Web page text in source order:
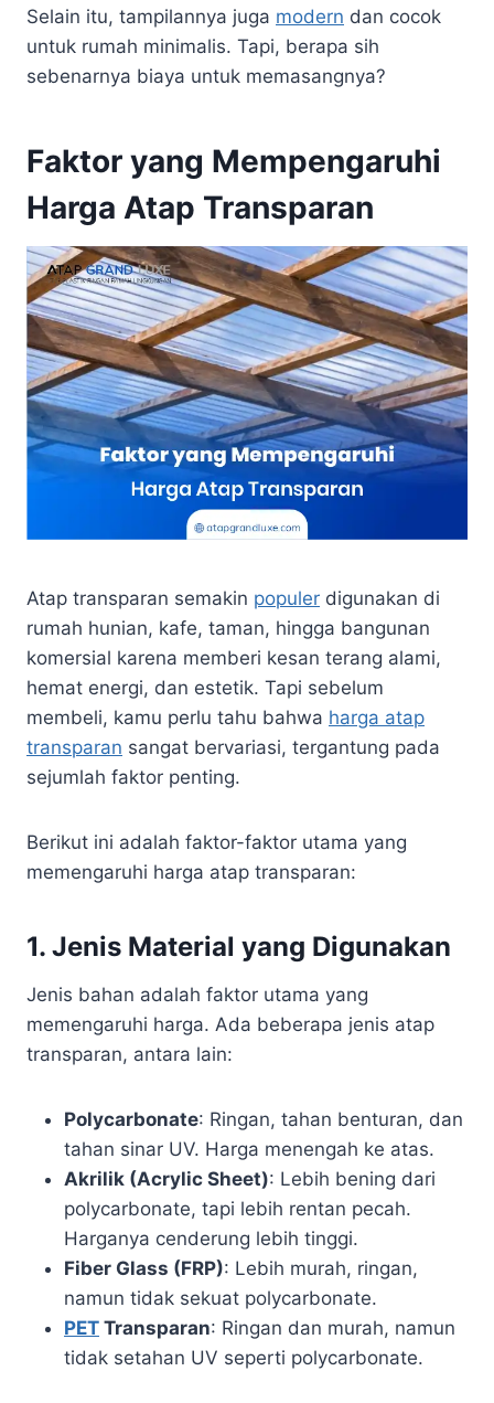
Selain itu, tampilannya juga modern dan cocok
untuk rumah minimalis. Tapi, berapa sih
sebenarnya biaya untuk memasangnya?
Faktor yang Mempengaruhi
Harga Atap Transparan
Atap transparan semakin populer digunakan di
rumah hunian, kafe, taman, hingga bangunan
komersial karena memberi kesan terang alami,
hemat energi, dan estetik. Tapi sebelum
membeli, kamu perlu tahu bahwa harga atap
transparan sangat bervariasi, tergantung pada
sejumlah faktor penting.
Berikut ini adalah faktor-faktor utama yang
memengaruhi harga atap transparan:
1. Jenis Material yang Digunakan
Jenis bahan adalah faktor utama yang
memengaruhi harga. Ada beberapa jenis atap
transparan, antara lain:
Polycarbonate: Ringan, tahan benturan, dan
tahan sinar UV. Harga menengah ke atas.
Akrilik (Acrylic Sheet): Lebih bening dari
polycarbonate, tapi lebih rentan pecah.
Harganya cenderung lebih tinggi.
Fiber Glass (FRP): Lebih murah, ringan,
namun tidak sekuat polycarbonate.
PET Transparan: Ringan dan murah, namun
tidak setahan UV seperti polycarbonate.